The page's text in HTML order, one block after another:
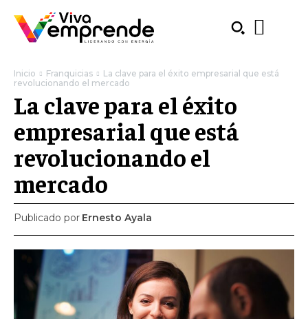
SUBSCRIBE
Welcome to Liberty Case
Inicio Franquicias
La clave para el éxito empresarial que está
revolucionando el mercado
La clave para el éxito
empresarial que está
revolucionando el
mercado
Publicado por Ernesto Ayala